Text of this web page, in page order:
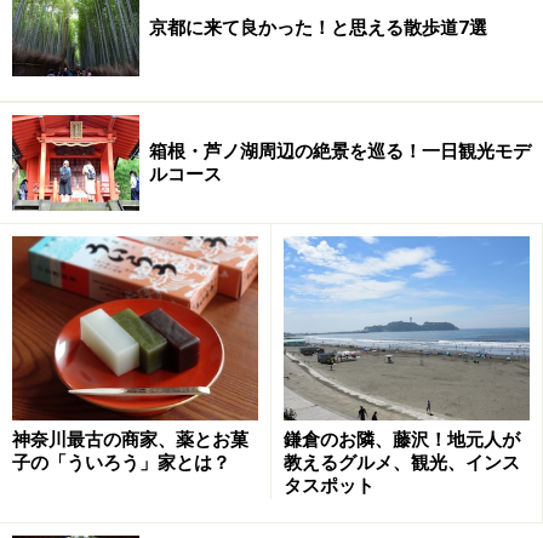
この中一筆書きのルートを取る！（画像はJR東日本HPよ
り）
この大回りは、一筆書きのルートでないと成立しませ
京都に来て良かった！と思える散歩道7選
箱根・芦ノ湖周辺の絶景を巡る！一日観光モデ
ルコース
神奈川最古の商家、薬とお菓
子の「ういろう」家とは？
鎌倉のお隣、藤沢！地元人が
教えるグルメ、観光、インス
タスポット